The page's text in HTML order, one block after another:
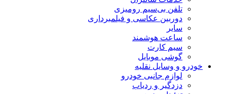
تلفن بی‌سیم رومیزی
دوربین عکاسی و فیلمبرداری
سایر
ساعت هوشمند
سیم کارت
گوشی موبایل
خودرو و وسایل نقلیه
لوازم جانبی خودرو
دزدگیر و ردیاب